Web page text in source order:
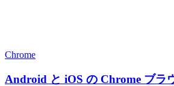
Chrome
Android と iOS の Chrome ブラ